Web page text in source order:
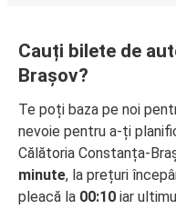
Cauți bilete de
Brașov?
Te poți baza pe noi
nevoie pentru a-ți
Călătoria Constanța-
minute, la prețuri
pleacă la 00:10 iar